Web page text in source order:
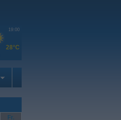
19:00
28°C
Fr.